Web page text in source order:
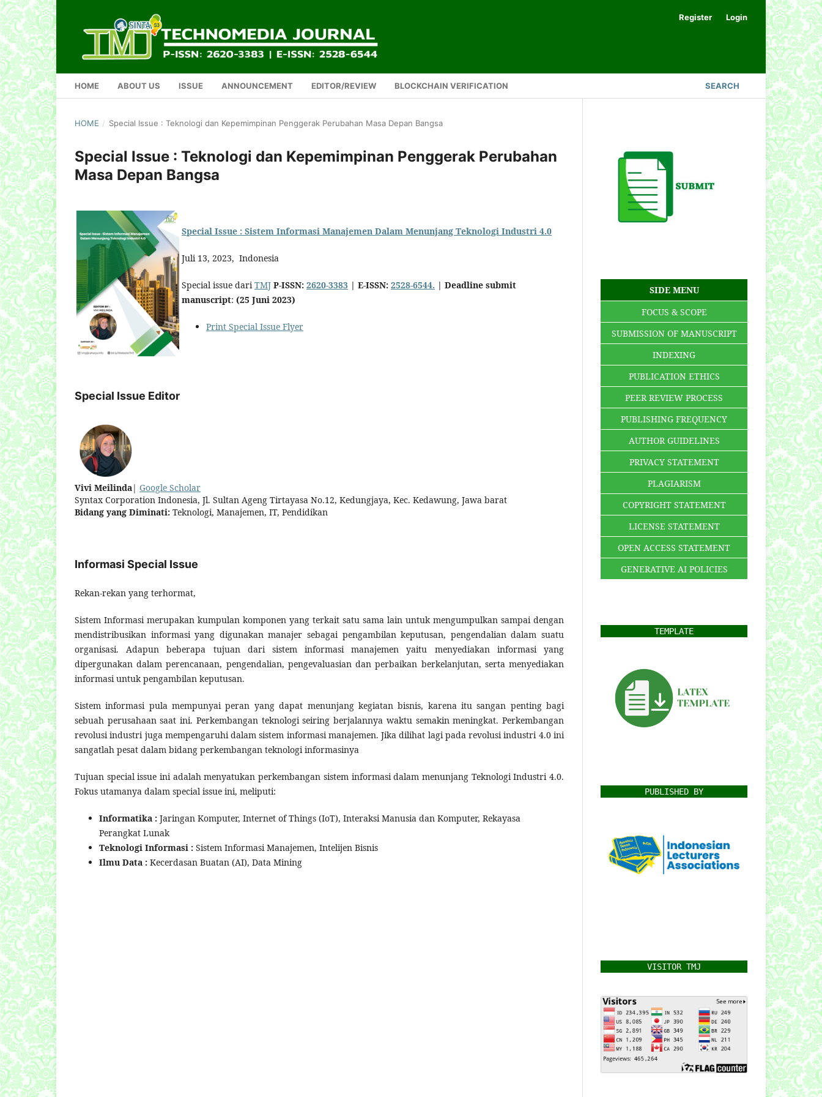
HOME ABOUT US ISSUE ANNOUNCEMENT EDITOR/REVIEW BLOCKCHAIN VERIFICATION SEARCH
Register Login
HOME / Special Issue : Teknologi dan Kepemimpinan Penggerak Perubahan Masa Depan Bangsa
Special Issue : Teknologi dan Kepemimpinan Penggerak Perubahan
Masa Depan Bangsa
Special Issue : Sistem Informasi Manajemen Dalam Menunjang Teknologi Industri 4.0
Juli 13, 2023, Indonesia
Special issue dariTMJ P-ISSN: 2620-3383 | E-ISSN: 2528-6544. | Deadline submit
manuscript: (25 Juni 2023)
Print Special Issue Flyer
Special Issue Editor
Vivi Meilinda| Google Scholar
Syntax Corporation Indonesia, Jl. Sultan Ageng Tirtayasa No.12, Kedungjaya, Kec. Kedawung, Jawa barat
Bidang yang Diminati: Teknologi, Manajemen, IT, Pendidikan
Informasi Special Issue
Rekan-rekan yang terhormat,
Sistem Informasi merupakan kumpulan komponen yang terkait satu sama lain untuk mengumpulkan sampai dengan
mendistribusikan informasi yang digunakan manajer sebagai pengambilan keputusan, pengendalian dalam suatu
organisasi. Adapun beberapa tujuan dari sistem informasi manajemen yaitu menyediakan informasi yang
dipergunakan dalam perencanaan, pengendalian, pengevaluasian dan perbaikan berkelanjutan, serta menyediakan
informasi untuk pengambilan keputusan.
Sistem informasi pula mempunyai peran yang dapat menunjang kegiatan bisnis, karena itu sangan penting bagi
sebuah perusahaan saat ini. Perkembangan teknologi seiring berjalannya waktu semakin meningkat. Perkembangan
revolusi industri juga mempengaruhi dalam sistem informasi manajemen. Jika dilihat lagi pada revolusi industri 4.0 ini
sangatlah pesat dalam bidang perkembangan teknologi informasinya
Tujuan special issue ini adalah menyatukan perkembangan sistem informasi dalam menunjang Teknologi Industri 4.0.
Fokus utamanya dalam special issue ini, meliputi:
Informatika : Jaringan Komputer, Internet of Things (IoT), Interaksi Manusia dan Komputer, Rekayasa
Perangkat Lunak
Teknologi Informasi : Sistem Informasi Manajemen, Intelijen Bisnis
Ilmu Data : Kecerdasan Buatan (AI), Data Mining
SIDE MENU
FOCUS & SCOPE
SUBMISSION OF MANUSCRIPT
INDEXING
PUBLICATION ETHICS
PEER REVIEW PROCESS
PUBLISHING FREQUENCY
AUTHOR GUIDELINES
PRIVACY STATEMENT
PLAGIARISM
COPYRIGHT STATEMENT
LICENSE STATEMENT
OPEN ACCESS STATEMENT
GENERATIVE AI POLICIES
TEMPLATE
PUBLISHED BY
VISITOR TMJ